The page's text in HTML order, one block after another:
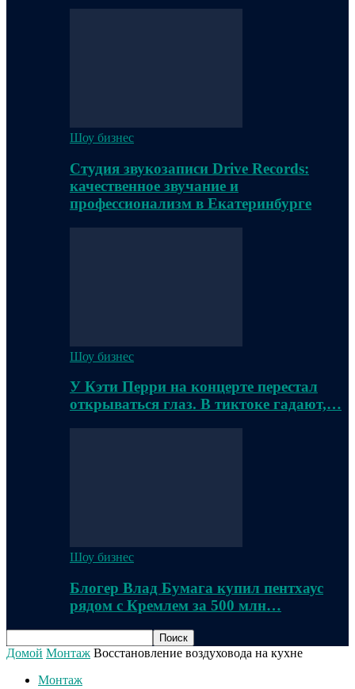
Шоу бизнес
Студия звукозаписи Drive Records:
качественное звучание и
профессионализм в Екатеринбурге
Шоу бизнес
У Кэти Перри на концерте перестал
открываться глаз. В тиктоке гадают,…
Шоу бизнес
Блогер Влад Бумага купил пентхаус
рядом с Кремлем за 500 млн…
Домой Монтаж Восстановление воздуховода на кухне
Монтаж